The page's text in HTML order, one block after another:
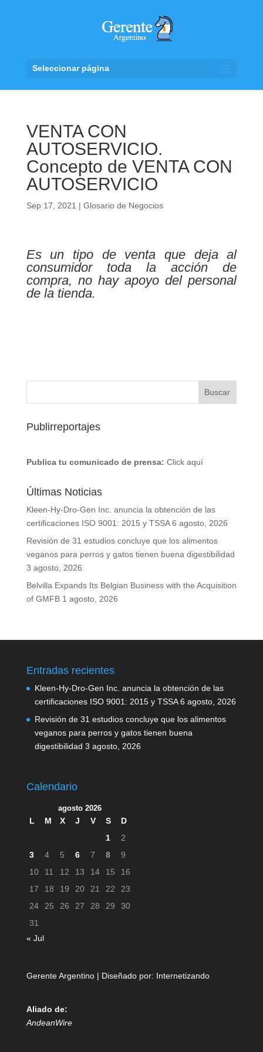
Seleccionar página
VENTA CON
AUTOSERVICIO.
Concepto de VENTA CON
AUTOSERVICIO
Sep 17, 2021 | Glosario de Negocios
Es un tipo de venta que deja al
consumidor toda la acción de
compra, no hay apoyo del personal
de la tienda.
Publirreportajes
Publica tu comunicado de prensa: Click aquí
Últimas Noticias
Kleen-Hy-Dro-Gen Inc. anuncia la obtención de las
certificaciones ISO 9001: 2015 y TSSA 6 agosto, 2026
Revisión de 31 estudios concluye que los alimentos
veganos para perros y gatos tienen buena digestibilidad
3 agosto, 2026
Belvilla Expands Its Belgian Business with the Acquisition
of GMFB 1 agosto, 2026
Entradas recientes
Kleen-Hy-Dro-Gen Inc. anuncia la obtención de las
certificaciones ISO 9001: 2015 y TSSA 6 agosto, 2026
Revisión de 31 estudios concluye que los alimentos
veganos para perros y gatos tienen buena
digestibilidad 3 agosto, 2026
Calendario
agosto 2026
L M X J V S
D
1
2
3
4 5 6 7 8
9
10
11 12 13 14 15
16
17
18 19 20 21 22
23
24
25 26 27 28 29
30
31
« Jul
Gerente Argentino | Diseñado por: Internetizando
Aliado de:
AndeanWire